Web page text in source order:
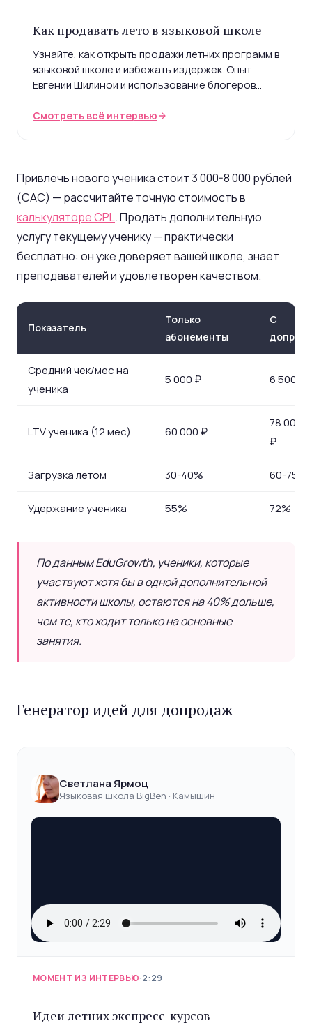
Как продавать лето в языковой школе
Узнайте, как открыть продажи летних программ в
языковой школе и избежать издержек. Опыт
Евгении Шилиной и использование блогеров
Смотреть всё интервью
Привлечь нового ученика стоит 3 000-8 000 рублей
(CAC) — рассчитайте точную стоимость в
калькуляторе CPL. Продать дополнительную
услугу текущему ученику — практически
бесплатно: он уже доверяет вашей школе, знает
преподавателей и удовлетворен качеством.
Показатель
Только
абонементы
С
Средний чек/мес на
ученика
5 000 ₽ 6 500-7
LTV ученика (12 мес) 60 000 ₽
78 000-
₽
Загрузка летом 30-40% 60-75%
Удержание ученика 55% 72%
По данным EduGrowth, ученики, которые
участвуют хотя бы в одной дополнительной
активности школы, остаются на 40% дольше,
чем те, кто ходит только на основные
занятия.
Генератор идей для допродаж
Светлана Ярмоц
Языковая школа BigBen · Камышин
МОМЕНТ ИЗ ИНТЕРВЬЮ·2:29
Идеи летних экспресс-курсов